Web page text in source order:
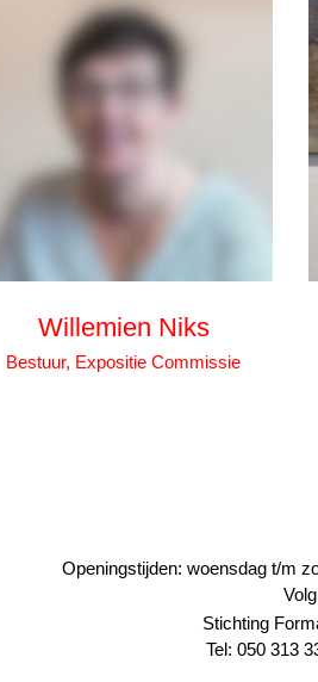
Willemien Niks
Bestuur, Expositie Commissie
Openingstijden: woensdag t/m
Stichting
Tel: 050 313